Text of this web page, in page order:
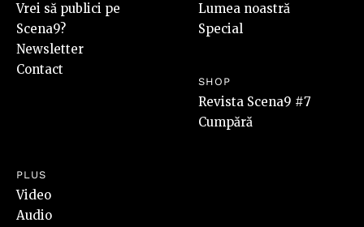
Vrei să publici pe
Scena9?
Newsletter
Contact
Lumea noastră
Special
SHOP
Revista Scena9 #7
Cumpără
PLUS
Video
Audio